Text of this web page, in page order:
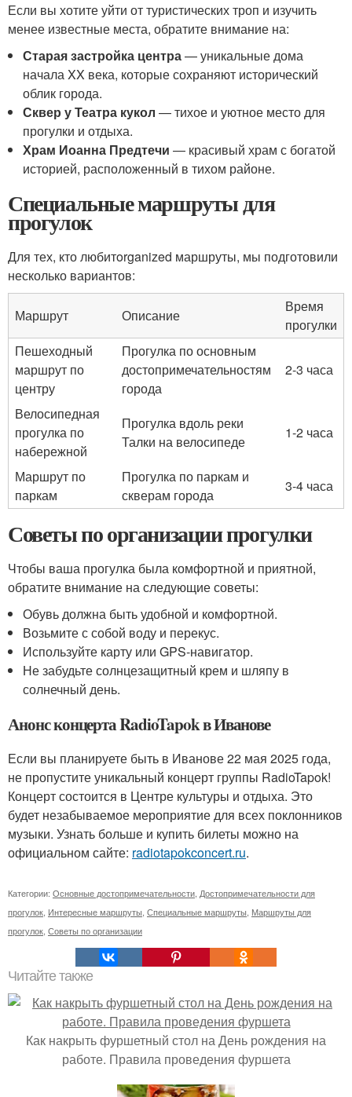
Если вы хотите уйти от туристических троп и изучить
менее известные места, обратите внимание на:
Старая застройка центра— уникальные дома
начала XX века, которые сохраняют исторический
облик города.
Сквер у Театра кукол — тихое и уютное место для
прогулки и отдыха.
Храм Иоанна Предтечи — красивый храм с богатой
историей, расположенный в тихом районе.
Специальные маршруты для
прогулок
Для тех, кто любитorganized маршруты, мы подготовили
несколько вариантов:
Маршрут Описание
Время
прогулки
Пешеходный
маршрут по
центру
Прогулка по основным
достопримечательностям
города
2-3 часа
Велосипедная
прогулка по
набережной
Прогулка вдоль реки
Талки на велосипеде
1-2 часа
Маршрут по
паркам
Прогулка по паркам и
скверам города
3-4 часа
Советы по организации прогулки
Чтобы ваша прогулка была комфортной и приятной,
обратите внимание на следующие советы:
Обувь должна быть удобной и комфортной.
Возьмите с собой воду и перекус.
Используйте карту или GPS-навигатор.
Не забудьте солнцезащитный крем и шляпу в
солнечный день.
Анонс концерта RadioTapok в Иванове
Если вы планируете быть в Иванове 22 мая 2025 года,
не пропустите уникальный концерт группы RadioTapok!
Концерт состоится в Центре культуры и отдыха. Это
будет незабываемое мероприятие для всех поклонников
музыки. Узнать больше и купить билеты можно на
официальном сайте: radiotapokconcert.ru.
Категории: Основные достопримечательности Достопримечательности для
прогулок Интересные маршруты Специальные маршруты Маршруты для
прогулок Советы по организации
Читайте также
Как накрыть фуршетный стол на День рождения на
работе. Правила проведения фуршета